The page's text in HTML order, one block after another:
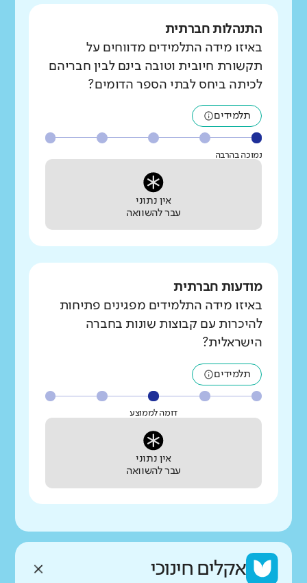
התנהלות חברתית
באיזו מידה התלמידים מדווחים על
תקשורת חיובית וטובה בינם לבין חבריהם
לכיתה ביחס לבתי הספר הדומים?
תלמידים
נמוכה בהרבה
אין נתוני
עבר להשוואה
מודעות חברתית
באיזו מידה התלמידים מפגינים פתיחות
להיכרות עם קבוצות שונות בחברה
הישראלית?
תלמידים
דומה לממוצע
אין נתוני
עבר להשוואה
אקלים חינוכי